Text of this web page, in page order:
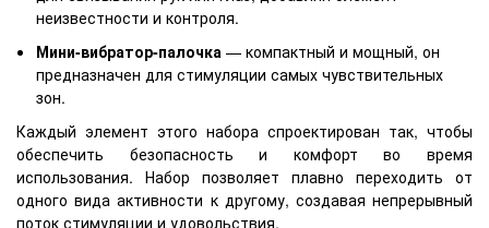
неизвестности и контроля.
Мини-вибратор-палочка — компактный и мощный, он
предназначен для стимуляции самых чувствительных
зон.
Каждый элемент этого набора спроектирован так, чтобы
обеспечить безопасность и комфорт во время
использования. Набор позволяет плавно переходить от
одного вида активности к другому, создавая непрерывный
поток стимуляции и удовольствия.